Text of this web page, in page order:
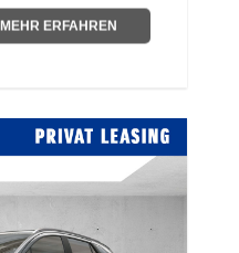
MEHR ERFAHREN